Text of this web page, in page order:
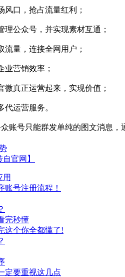
口，抢占流量红利；
公众号，并实现素材互通；
量，连接全网用户；
营销效率；
真正运营起来，实现价值；
运营服务。
号只能群发单纯的图文消息，
官网】
用
账号注册流程！
完秒懂
这个你全都懂了!
定要重视这几点